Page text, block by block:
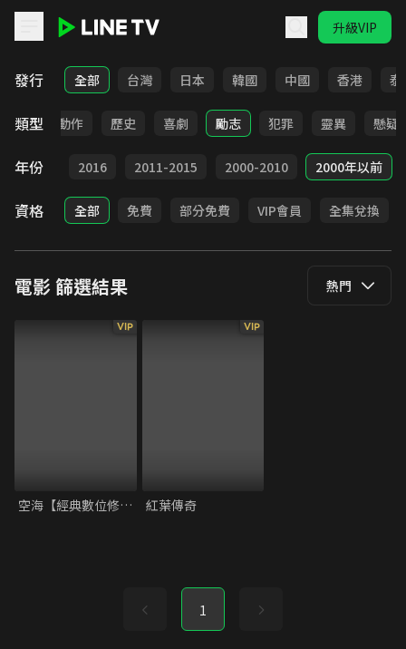
升級VIP
LINE TV - 電影
發行 全部 台灣 日本 韓國 中國 香港 泰
類型
驚悚 動作 歷史 喜劇 勵志 犯罪 靈異 懸疑
年份
2017 2016 2011-2015 2000-2010 2000年以前
資格 全部 免費 部分免費 VIP會員 全集兌換
電影篩選結果 熱門
VIP
空海【經典數位修復】
VIP
紅葉傳奇
1